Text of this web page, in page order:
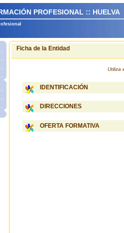
PROFESIONAL :: HUELVA
Ficha de la Entidad
Utiliza
IDENTIFICACIÓN
DIRECCIONES
OFERTA FORMATIVA